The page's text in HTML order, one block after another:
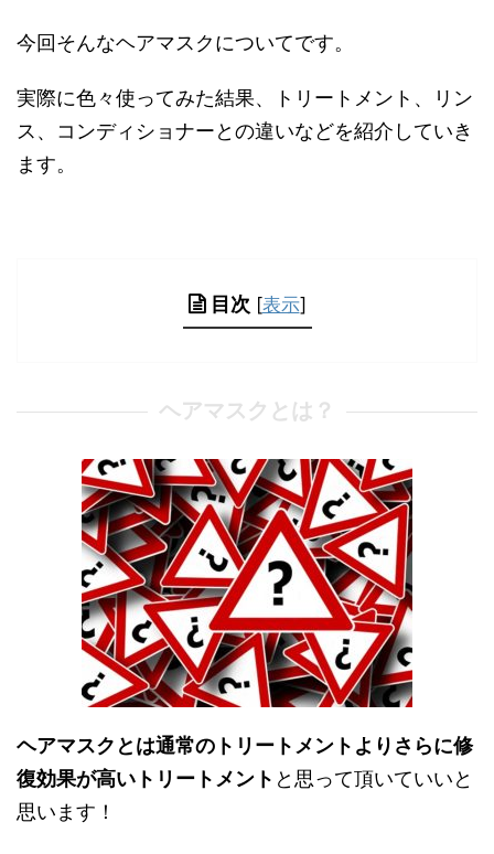
今回そんなヘアマスクについてです。
実際に色々使ってみた結果、トリートメント、リン
ス、コンディショナーとの違いなどを紹介していき
ます。
目次 [表示]
ヘアマスクとは？
ヘアマスクとは通常のトリートメントよりさらに修
復効果が高いトリートメント と思って頂いていいと
思います！